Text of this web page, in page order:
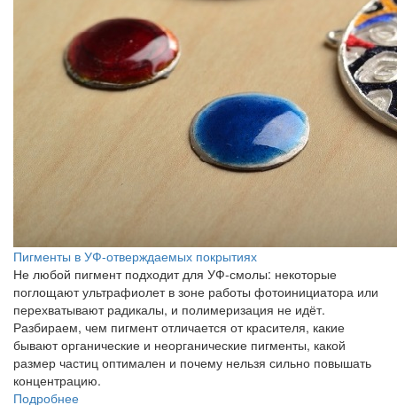
Пигменты в УФ-отверждаемых покрытиях
Не любой пигмент подходит для УФ-смолы: некоторые
поглощают ультрафиолет в зоне работы фотоинициатора или
перехватывают радикалы, и полимеризация не идёт.
Разбираем, чем пигмент отличается от красителя, какие
бывают органические и неорганические пигменты, какой
размер частиц оптимален и почему нельзя сильно повышать
концентрацию.
Подробнее